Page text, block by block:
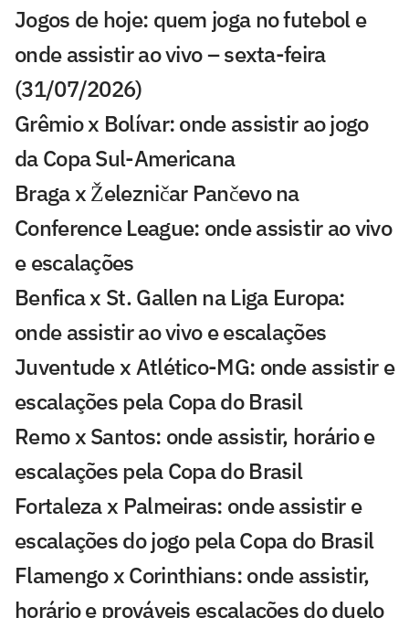
Jogos de hoje: quem joga no futebol e
onde assistir ao vivo – sexta-feira
(31/07/2026)
Grêmio x Bolívar: onde assistir ao jogo
da Copa Sul-Americana
Braga x Železničar Pančevo na
Conference League: onde assistir ao vivo
e escalações
Benfica x St. Gallen na Liga Europa:
onde assistir ao vivo e escalações
Juventude x Atlético-MG: onde assistir e
escalações pela Copa do Brasil
Remo x Santos: onde assistir, horário e
escalações pela Copa do Brasil
Fortaleza x Palmeiras: onde assistir e
escalações do jogo pela Copa do Brasil
Flamengo x Corinthians: onde assistir,
horário e prováveis escalações do duelo